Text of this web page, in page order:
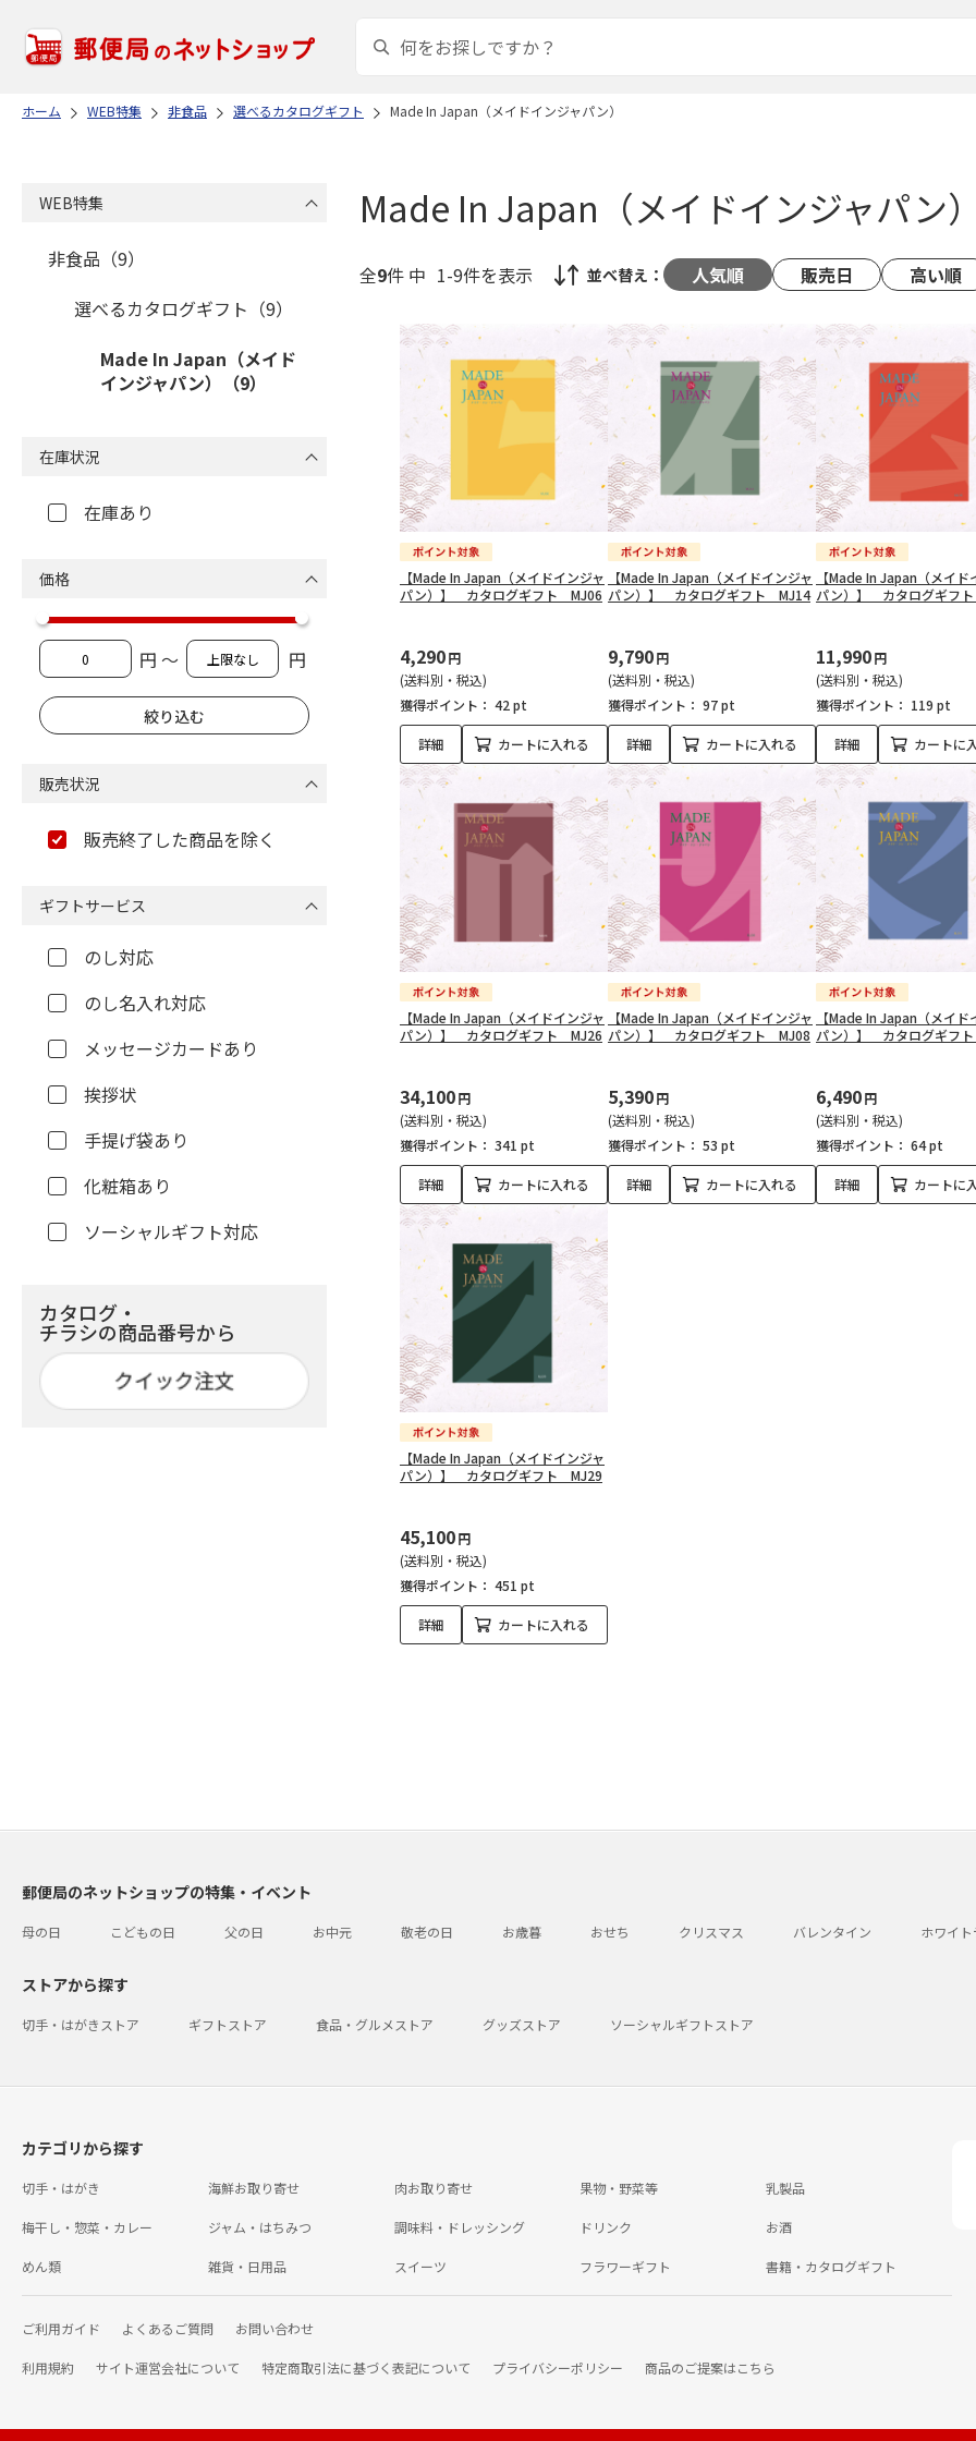
ホーム WEB特集 非食品 選べるカタログギフト Made In Japan（メイドインジャパン）
Made In Japan（メイドインジャパン
全9件 中 1-9件を表示 並べ替え： 人気順 販売日 高い順
【Made In Japan（メイドインジャ
パン）】 カタログギフト MJ06
4,290円
(送料別・税込)
獲得ポイント： 42 pt
詳細 カートに入れる
【Made In Japan（メイドインジャ
パン）】 カタログギフト MJ14
9,790円
(送料別・税込)
獲得ポイント： 97 pt
詳細 カートに入れる
【Made In Japan（メイド
パン）】 カタログギフ
11,990円
(送料別・税込)
獲得ポイント： 119 pt
詳細 カートに
【Made In Japan（メイドインジャ
パン）】 カタログギフト MJ26
34,100円
(送料別・税込)
獲得ポイント： 341 pt
詳細 カートに入れる
【Made In Japan（メイドインジャ
パン）】 カタログギフト MJ08
5,390円
(送料別・税込)
獲得ポイント： 53 pt
詳細 カートに入れる
【Made In Japan（メイド
パン）】 カタログギフ
6,490円
(送料別・税込)
獲得ポイント： 64 pt
詳細 カートに
【Made In Japan（メイドインジャ
パン）】 カタログギフト MJ29
45,100円
(送料別・税込)
獲得ポイント： 451 pt
詳細 カートに入れる
WEB特集
非食品（9）
選べるカタログギフト（9）
Made In Japan（メイド
インジャパン）（9）
在庫状況
在庫あり
価格
円 ～ 円
販売状況
販売終了した商品を除く
ギフトサービス
のし対応
のし名入れ対応
メッセージカードあり
挨拶状
手提げ袋あり
化粧箱あり
ソーシャルギフト対応
カタログ・
チラシの商品番号から
郵便局のネットショップの特集・イベント
母の日 こどもの日 父の日 お中元 敬老の日 お歳暮 おせち クリスマス バレンタイン ホワイ
ストアから探す
切手・はがきストア ギフトストア 食品・グルメストア グッズストア ソーシャルギフトストア
カテゴリから探す
切手・はがき 海鮮お取り寄せ 肉お取り寄せ 果物・野菜等 乳製品
梅干し・惣菜・カレー ジャム・はちみつ 調味料・ドレッシング ドリンク お酒
めん類 雑貨・日用品 スイーツ フラワーギフト 書籍・カタログギフト
ご利用ガイド よくあるご質問 お問い合わせ
利用規約 サイト運営会社について 特定商取引法に基づく表記について プライバシーポリシー 商品のご提案はこちら